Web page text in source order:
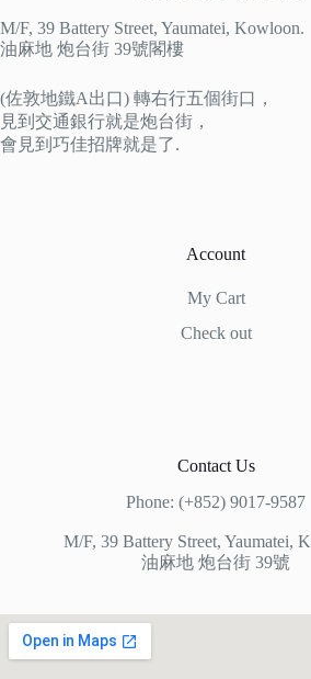
M/F, 39 Battery Street, Yaumatei, Kowloon.
油麻地 炮台街 39號閣樓
(佐敦地鐵A出口) 轉右行五個街口，
見到交通銀行就是炮台街，
會見到巧佳招牌就是了.
Account
My Cart
Check out
Contact Us
Phone: (+852) 9017-9587
M/F, 39 Battery Street, Yaumatei,
油麻地 炮台街 39號